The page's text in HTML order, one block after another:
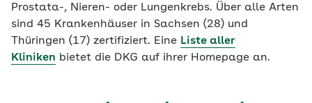
Prostata-, Nieren- oder Lungenkrebs. Über alle Arten
sind 45 Krankenhäuser in Sachsen (28) und
Thüringen (17) zertifiziert. Eine Liste aller
Kliniken bietet die DKG auf ihrer Homepage an.